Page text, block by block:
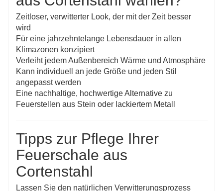
Zeitloser, verwitterter Look, der mit der Zeit besser
wird
Für eine jahrzehntelange Lebensdauer in allen
Klimazonen konzipiert
Verleiht jedem Außenbereich Wärme und Atmosphäre
Kann individuell an jede Größe und jeden Stil
angepasst werden
Eine nachhaltige, hochwertige Alternative zu
Feuerstellen aus Stein oder lackiertem Metall
Tipps zur Pflege Ihrer
Feuerschale aus
Cortenstahl
Lassen Sie den natürlichen Verwitterungsprozess